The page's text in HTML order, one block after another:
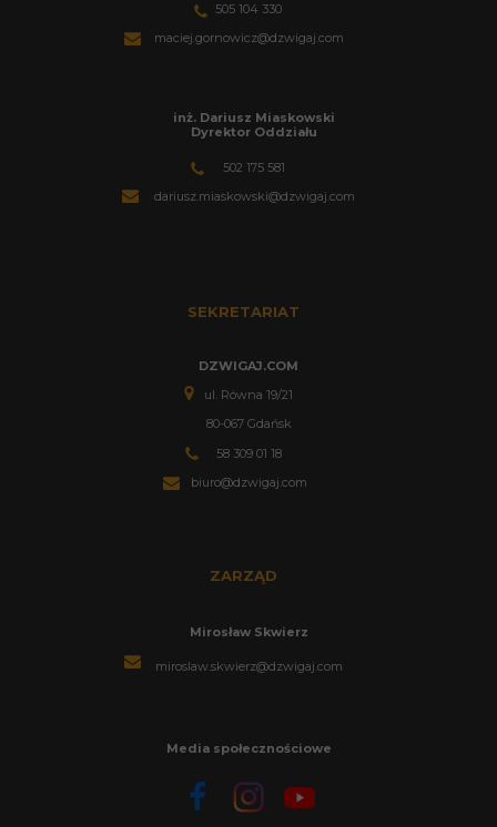
biuro@dzwigaj.com
58 309 01 18
dariusz.miaskowski@dzwigaj.com
miroslaw.skwierz@dzwigaj.com
Mirosław Skwierz
502 175 581
inż. Dariusz Miaskowski
Dyrektor Oddziału
maciej.gornowicz@dzwigaj.com
505 104 330
ZARZĄD
80-067 Gdańsk
Media społecznościowe
DZWIGAJ.COM
ul. Równa 19/21
SEKRETARIAT